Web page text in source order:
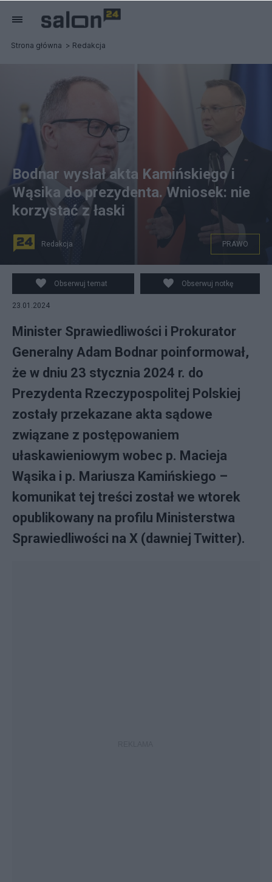
Strona główna Redakcja
Adam Bodnar (L), Andrzej Duda (P). Fot. PAP/PAP/
PAP/Leszek Szymański / Canva
Bodnar wysłał akta Kamińskiego i
Wąsika do prezydenta. Wniosek: nie
korzystać z łaski
Redakcja PRAWO
Obserwuj temat Obserwuj notkę
23.01.2024
Minister Sprawiedliwości i Prokurator
Generalny Adam Bodnar poinformował,
że w dniu 23 stycznia 2024 r. do
Prezydenta Rzeczypospolitej Polskiej
zostały przekazane akta sądowe
związane z postępowaniem
ułaskawieniowym wobec p. Macieja
Wąsika i p. Mariusza Kamińskiego –
komunikat tej treści został we wtorek
opublikowany na profilu Ministerstwa
Sprawiedliwości na X (dawniej Twitter).